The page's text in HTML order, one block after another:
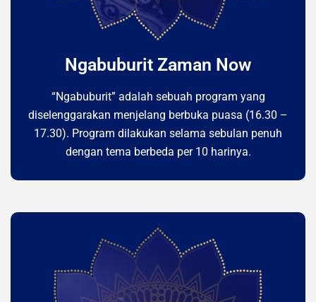
Ngabuburit Zaman Now
“Ngabuburit” adalah sebuah program yang
diselenggarakan menjelang berbuka puasa (16.30 –
17.30). Program dilakukan selama sebulan penuh
dengan tema berbeda per 10 harinya.